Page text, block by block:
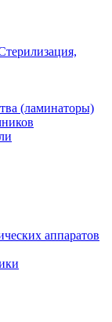
(ламинаторы)
аппаратов